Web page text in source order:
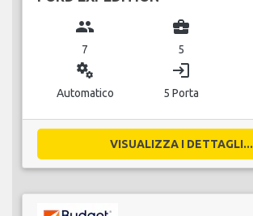
group
7
business_center
5
miscellaneous_services
Automatico
login
5 Porta
VISUALIZZA I DETTAGLI...